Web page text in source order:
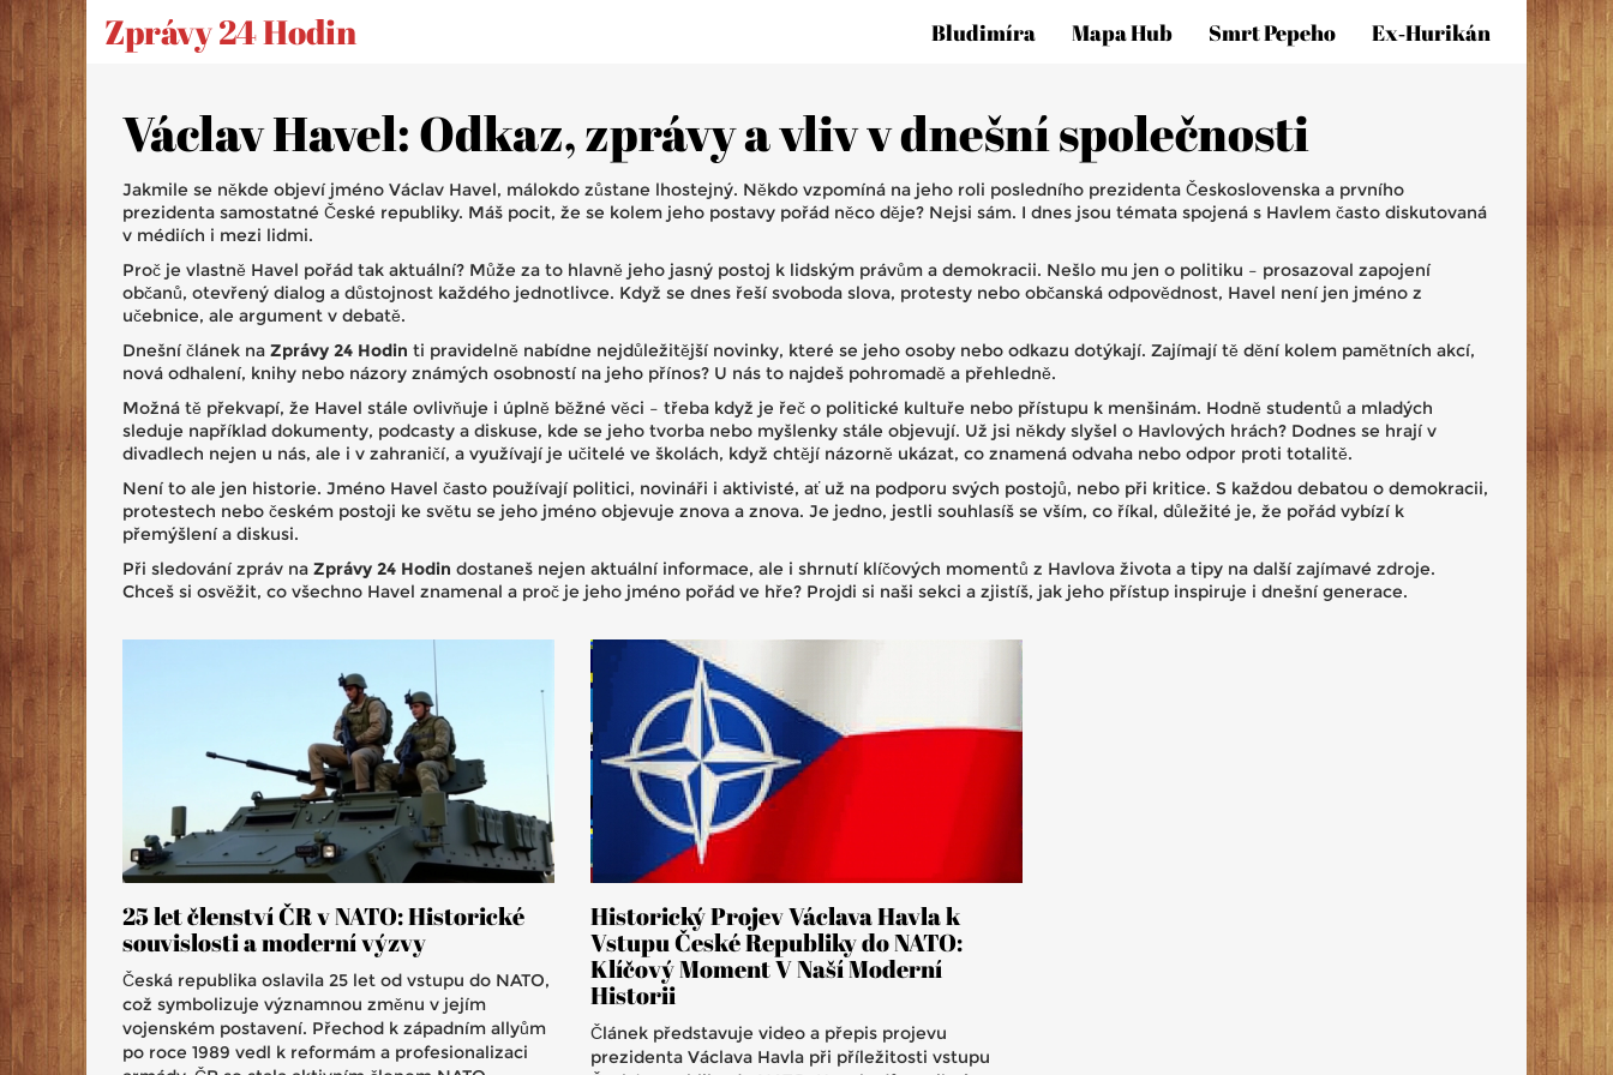
Zprávy 24 Hodin Bludimíra Mapa Hub Smrt Pepeho Ex‑hurikán
Václav Havel: Odkaz, zprávy a vliv v dnešní společnosti
Jakmile se někde objeví jméno Václav Havel, málokdo zůstane lhostejný. Někdo vzpomíná na jeho roli posledního prezidenta Československa a prvního
prezidenta samostatné České republiky. Máš pocit, že se kolem jeho postavy pořád něco děje? Nejsi sám. I dnes jsou témata spojená s Havlem často diskutovaná
v médiích i mezi lidmi.
Proč je vlastně Havel pořád tak aktuální? Může za to hlavně jeho jasný postoj k lidským právům a demokracii. Nešlo mu jen o politiku – prosazoval zapojení
občanů, otevřený dialog a důstojnost každého jednotlivce. Když se dnes řeší svoboda slova, protesty nebo občanská odpovědnost, Havel není jen jméno z
učebnice, ale argument v debatě.
Dnešní článek na Zprávy 24 Hodin ti pravidelně nabídne nejdůležitější novinky, které se jeho osoby nebo odkazu dotýkají. Zajímají tě dění kolem pamětních akcí,
nová odhalení, knihy nebo názory známých osobností na jeho přínos? U nás to najdeš pohromadě a přehledně.
Možná tě překvapí, že Havel stále ovlivňuje i úplně běžné věci – třeba když je řeč o politické kultuře nebo přístupu k menšinám. Hodně studentů a mladých
sleduje například dokumenty, podcasty a diskuse, kde se jeho tvorba nebo myšlenky stále objevují. Už jsi někdy slyšel o Havlových hrách? Dodnes se hrají v
divadlech nejen u nás, ale i v zahraničí, a využívají je učitelé ve školách, když chtějí názorně ukázat, co znamená odvaha nebo odpor proti totalitě.
Není to ale jen historie. Jméno Havel často používají politici, novináři i aktivisté, ať už na podporu svých postojů, nebo při kritice. S každou debatou o demokracii,
protestech nebo českém postoji ke světu se jeho jméno objevuje znova a znova. Je jedno, jestli souhlasíš se vším, co říkal, důležité je, že pořád vybízí k
přemýšlení a diskusi.
Při sledování zpráv na Zprávy 24 Hodin dostaneš nejen aktuální informace, ale i shrnutí klíčových momentů z Havlova života a tipy na další zajímavé zdroje.
Chceš si osvěžit, co všechno Havel znamenal a proč je jeho jméno pořád ve hře? Projdi si naši sekci a zjistíš, jak jeho přístup inspiruje i dnešní generace.
25 let členství ČR v NATO: Historické
souvislosti a moderní výzvy
Česká republika oslavila 25 let od vstupu do NATO,
což symbolizuje významnou změnu v jejím
vojenském postavení. Přechod k západním allyům
po roce 1989 vedl k reformám a profesionalizaci
Historický Projev Václava Havla k
Vstupu České Republiky do NATO:
Klíčový Moment V Naší Moderní
Historii
Článek představuje video a přepis projevu
prezidenta Václava Havla při příležitosti vstupu